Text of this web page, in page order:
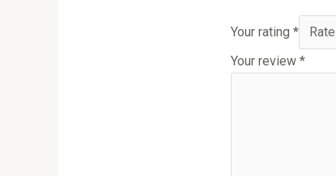
Your rating*
Your review*